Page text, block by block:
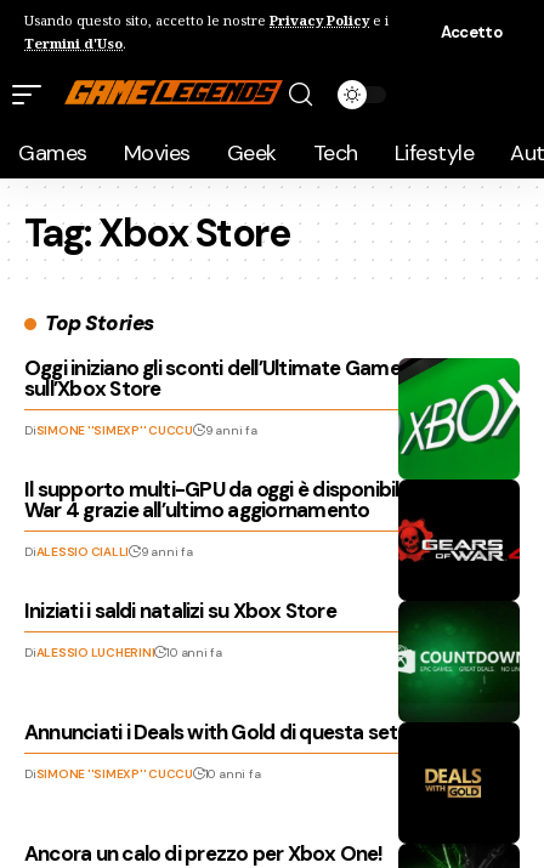
Usando questo sito, accetto le nostre Privacy Policye i
Termini d'Uso.
Accetto
Games Movies Geek Tech Lifestyle
Tag:Xbox Store
Top Stories
Oggi iniziano gli sconti dell’Ultimate Game Sale
sull’Xbox Store
DiSIMONE ''SIMEXP'' CUCCU 9 anni fa
Il supporto multi-GPU da oggi è disponibile in Gears of
War 4 grazie all’ultimo aggiornamento
DiALESSIO CIALLI 9 anni fa
Iniziati i saldi natalizi su Xbox Store
DiALESSIO LUCHERINI 10 anni fa
Annunciati i Deals with Gold di questa settimana!
DiSIMONE ''SIMEXP'' CUCCU 10 anni fa
Ancora un calo di prezzo per Xbox One!